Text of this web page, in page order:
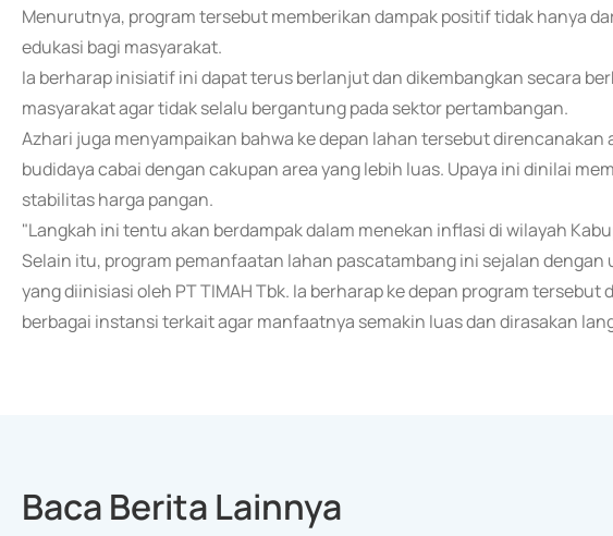
Menurutnya, program tersebut memberikan dampak positif tidak hanya
edukasi bagi masyarakat.
Ia berharap inisiatif ini dapat terus berlanjut dan dikembangkan secara
masyarakat agar tidak selalu bergantung pada sektor pertambangan.
Azhari juga menyampaikan bahwa ke depan lahan tersebut
budidaya cabai dengan cakupan area yang lebih luas. Upaya ini dinilai
stabilitas harga pangan.
"Langkah ini tentu akan berdampak dalam menekan inflasi di wilayah
Selain itu, program pemanfaatan lahan pascatambang ini sejalan
yang diinisiasi oleh PT TIMAH Tbk. Ia berharap ke depan program
berbagai instansi terkait agar manfaatnya semakin luas dan dirasakan
Baca Berita Lainnya